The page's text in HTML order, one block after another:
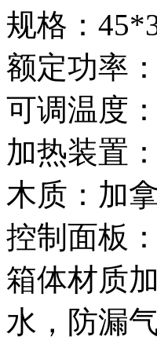
规格：
额定功率
可调温度
加热装置
木质：加
控制面板
箱体材质
水，防漏